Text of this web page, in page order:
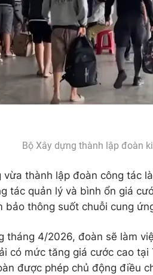
Bộ Xây dựng thành lập đoàn
vừa thành lập đoàn công tác
tác quản lý và bình ổn giá
bảo thông suốt chuỗi cung
tháng 4/2026, đoàn sẽ làm
có mức tăng giá cước cao
được phép chủ động điều